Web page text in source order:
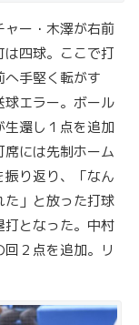
ャー・木澤が右前
四球。ここで打
手堅く転がす
球エラー。ボール
還し１点を追加
席には先制ホーム
り返り、「なん
た」と放った打球
打となった。中村
２点を追加。リ